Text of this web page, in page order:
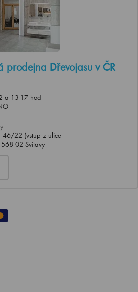
prodejna Dřevojasu v ČR
a 13-17 hod
46/22 (vstup z ulice
568 02 Svitavy